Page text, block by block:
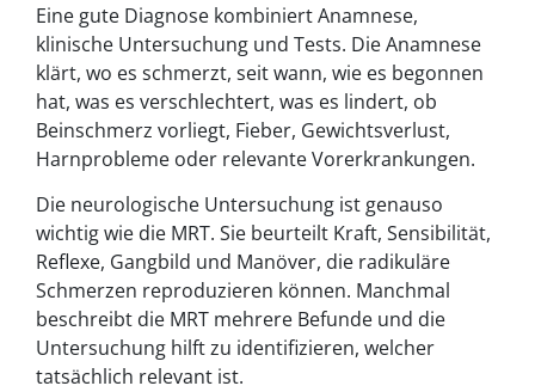
Eine gute Diagnose kombiniert Anamnese,
klinische Untersuchung und Tests. Die Anamnese
klärt, wo es schmerzt, seit wann, wie es begonnen
hat, was es verschlechtert, was es lindert, ob
Beinschmerz vorliegt, Fieber, Gewichtsverlust,
Harnprobleme oder relevante Vorerkrankungen.
Die neurologische Untersuchung ist genauso
wichtig wie die MRT. Sie beurteilt Kraft, Sensibilität,
Reflexe, Gangbild und Manöver, die radikuläre
Schmerzen reproduzieren können. Manchmal
beschreibt die MRT mehrere Befunde und die
Untersuchung hilft zu identifizieren, welcher
tatsächlich relevant ist.